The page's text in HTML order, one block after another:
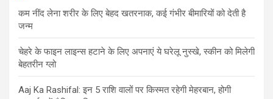
कम नींद लेना शरीर के लिए बेहद खतरनाक, कई गंभीर बीमारियों को देती है
जन्म
चेहरे के फाइन लाइन्स हटाने के लिए अपनाएं ये घरेलू नुस्खे, स्कीन को मिलेगी
बेहतरीन ग्लो
Aaj Ka Rashifal: इन 5 राशि वालों पर किस्मत रहेगी मेहरबान, होगी